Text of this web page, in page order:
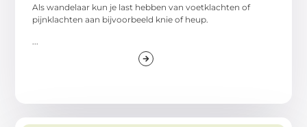
Als wandelaar kun je last hebben van voetklachten of
pijnklachten aan bijvoorbeeld knie of heup.